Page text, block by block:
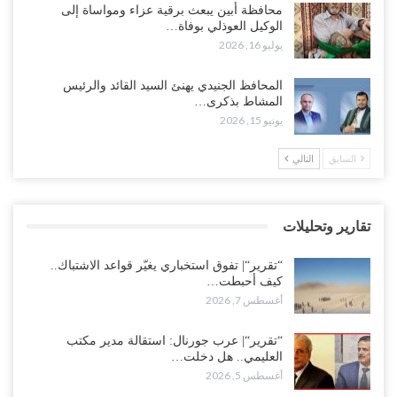
للسعودية بشأن النفط..!
أغسطس 6, 2026
“تقرير“| عرب جورنال: استقالة مدير مكتب العليمي.. هل دخلت سلطة
الرئاسي مرحلة التفكك المؤسسي..!
أغسطس 5, 2026
حضرموت على حافة الانفجار.. اشتباكات قبلية مع فصائل سعودية
وسط معركة سعودية لإسقاط آخر معاقل الزبيدي.. القبائل تستنفر و”درع
الوطن” تبدأ الانتشار..!
أغسطس 5, 2026
خلافات الرواتب تشعل مواجهة داخل معسكر التحالف… والإصلاح يصعّد
في جبهات مأرب وتعز والضالع..!
أغسطس 5, 2026
محافظة أبين يبعث برقية عزاء ومواساة إلى
الوكيل العوذلي بوفاة…
يوليو 16, 2026
المحافظ الجنيدي يهنئ السيد القائد والرئيس
المشاط بذكرى…
يونيو 15, 2026
السابق التالي
تقارير وتحليلات
“تقرير“| تفوق استخباري يغيّر قواعد الاشتباك..
كيف أحبطت…
أغسطس 7, 2026
“تقرير“| عرب جورنال: استقالة مدير مكتب
العليمي.. هل دخلت…
أغسطس 5, 2026